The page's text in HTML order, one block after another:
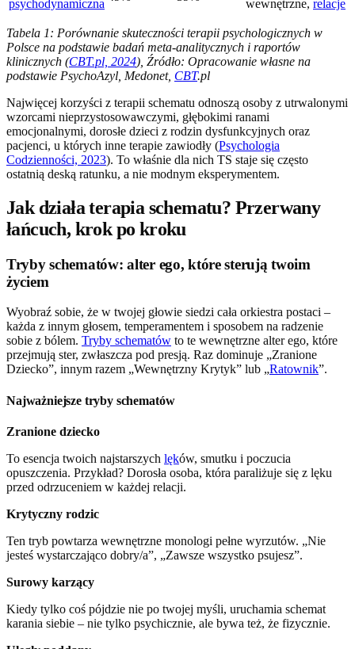
psychodynamiczna
wewnętrzne, relacje
Tabela 1: Porównanie skuteczności terapii psychologicznych w
Polsce na podstawie badań meta-analitycznych i raportów
klinicznych (CBT.pl, 2024), Źródło: Opracowanie własne na
podstawie PsychoAzyl, Medonet, CBT.pl
Najwięcej korzyści z terapii schematu odnoszą osoby z utrwalonymi
wzorcami nieprzystosowawczymi, głębokimi ranami
emocjonalnymi, dorosłe dzieci z rodzin dysfunkcyjnych oraz
pacjenci, u których inne terapie zawiodły (Psychologia
Codzienności, 2023). To właśnie dla nich TS staje się często
ostatnią deską ratunku, a nie modnym eksperymentem.
Jak działa terapia schematu? Przerwany
łańcuch, krok po kroku
Tryby schematów: alter ego, które sterują twoim
życiem
Wyobraź sobie, że w twojej głowie siedzi cała orkiestra postaci –
każda z innym głosem, temperamentem i sposobem na radzenie
sobie z bólem. Tryby schematów to te wewnętrzne alter ego, które
przejmują ster, zwłaszcza pod presją. Raz dominuje „Zranione
Dziecko”, innym razem „Wewnętrzny Krytyk” lub „Ratownik”.
Najważniejsze tryby schematów
Zranione dziecko
To esencja twoich najstarszych lęków, smutku i poczucia
opuszczenia. Przykład? Dorosła osoba, która paraliżuje się z lęku
przed odrzuceniem w każdej relacji.
Krytyczny rodzic
Ten tryb powtarza wewnętrzne monologi pełne wyrzutów. „Nie
jesteś wystarczająco dobry/a”, „Zawsze wszystko psujesz”.
Surowy karzący
Kiedy tylko coś pójdzie nie po twojej myśli, uruchamia schemat
karania siebie – nie tylko psychicznie, ale bywa też, że fizycznie.